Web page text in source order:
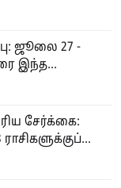
ஜூலை 27 -
இந்த...
சேர்க்கை: